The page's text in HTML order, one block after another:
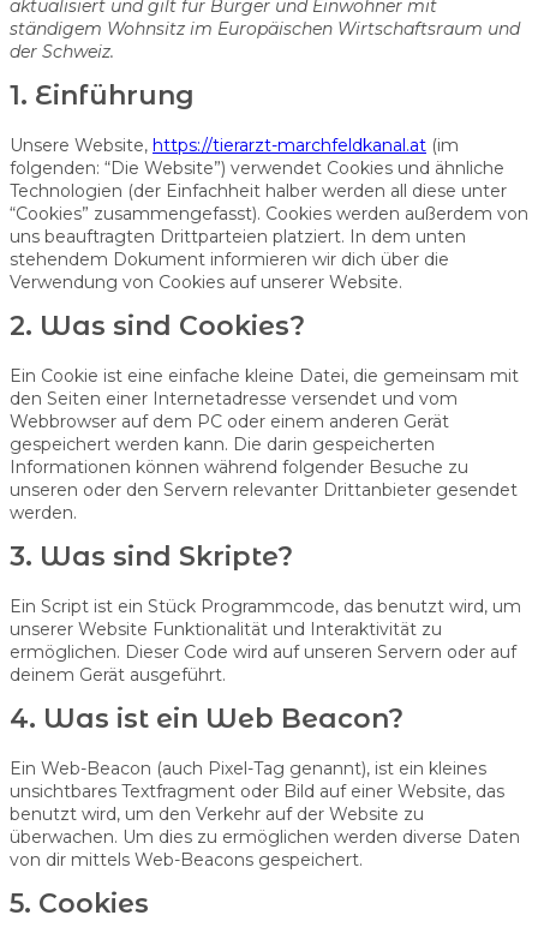
aktualisiert und gilt für Bürger und Einwohner mit
ständigem Wohnsitz im Europäischen Wirtschaftsraum und
der Schweiz.
1. Einführung
Unsere Website, https://tierarzt-marchfeldkanal.at (im
folgenden: “Die Website”) verwendet Cookies und ähnliche
Technologien (der Einfachheit halber werden all diese unter
“Cookies” zusammengefasst). Cookies werden außerdem von
uns beauftragten Drittparteien platziert. In dem unten
stehendem Dokument informieren wir dich über die
Verwendung von Cookies auf unserer Website.
2. Was sind Cookies?
Ein Cookie ist eine einfache kleine Datei, die gemeinsam mit
den Seiten einer Internetadresse versendet und vom
Webbrowser auf dem PC oder einem anderen Gerät
gespeichert werden kann. Die darin gespeicherten
Informationen können während folgender Besuche zu
unseren oder den Servern relevanter Drittanbieter gesendet
werden.
3. Was sind Skripte?
Ein Script ist ein Stück Programmcode, das benutzt wird, um
unserer Website Funktionalität und Interaktivität zu
ermöglichen. Dieser Code wird auf unseren Servern oder auf
deinem Gerät ausgeführt.
4. Was ist ein Web Beacon?
Ein Web-Beacon (auch Pixel-Tag genannt), ist ein kleines
unsichtbares Textfragment oder Bild auf einer Website, das
benutzt wird, um den Verkehr auf der Website zu
überwachen. Um dies zu ermöglichen werden diverse Daten
von dir mittels Web-Beacons gespeichert.
5. Cookies